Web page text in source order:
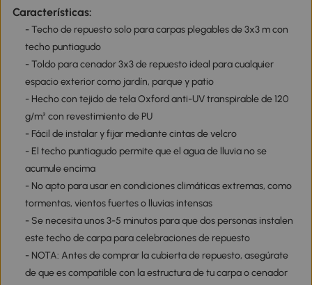
Características:
- Techo de repuesto solo para carpas plegables de 3x3 m con
techo puntiagudo
- Toldo para cenador 3x3 de repuesto ideal para cualquier
espacio exterior como jardín, parque y patio
- Hecho con tejido de tela Oxford anti-UV transpirable de 120
g/m² con revestimiento de PU
- Fácil de instalar y fijar mediante cintas de velcro
- El techo puntiagudo permite que el agua de lluvia no se
acumule encima
- No apto para usar en condiciones climáticas extremas, como
tormentas, vientos fuertes o lluvias intensas
- Se necesita unos 3-5 minutos para que dos personas instalen
este techo de carpa para celebraciones de repuesto
- NOTA: Antes de comprar la cubierta de repuesto, asegúrate
de que es compatible con la estructura de tu carpa o cenador